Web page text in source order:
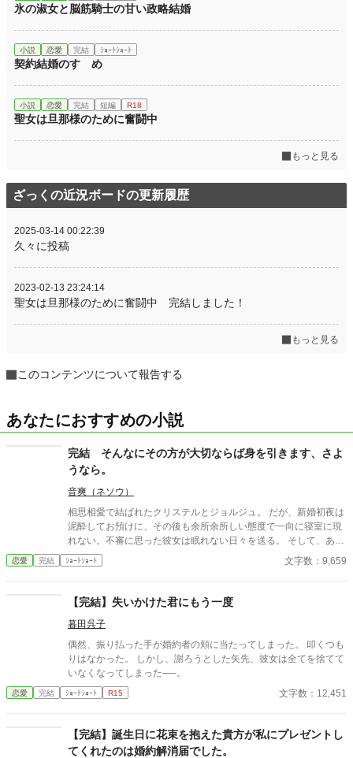
氷の淑女と脳筋騎士の甘い政略結婚
小説 恋愛 完結 ｼｮｰﾄｼｮｰﾄ
契約結婚のすゝめ
小説 恋愛 完結 短編 R18
聖女は旦那様のために奮闘中
もっと見る
ざっくの近況ボードの更新履歴
2025-03-14 00:22:39
久々に投稿
2023-02-13 23:24:14
聖女は旦那様のために奮闘中 完結しました！
もっと見る
このコンテンツについて報告する
あなたにおすすめの小説
完結 そんなにその方が大切ならば身を引きます、さよ
うなら。
音爽（ネソウ）
相思相愛で結ばれたクリステルとジョルジュ。 だが、新婚初夜は
泥酔してお預けに、その後も余所余所しい態度で一向に寝室に現
れない。不審に思った彼女は眠れない日々を送る。 そして、ある
晩に玄関ドアが開く音に気が付いた。使われていない離れに彼は
通っていたのだ。 そこには匿われていた美少年が棲んでいて……
恋愛 完結 ｼｮｰﾄｼｮｰﾄ 文字数：9,659
【完結】失いかけた君にもう一度
暮田呉子
偶然、振り払った手が婚約者の頬に当たってしまった。 叩くつも
りはなかった。 しかし、謝ろうとした矢先、彼女は全てを捨てて
いなくなってしまった──。
恋愛 完結 ｼｮｰﾄｼｮｰﾄ R15 文字数：12,451
【完結】誕生日に花束を抱えた貴方が私にプレゼントし
てくれたのは婚約解消届でした。